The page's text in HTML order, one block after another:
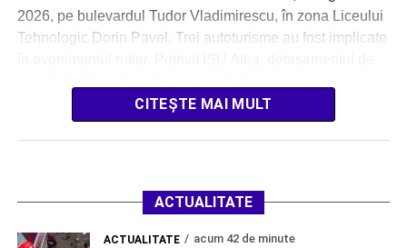
2026, pe bulevardul Tudor Vladimirescu, în zona Liceului
Tehnologic Dorin Pavel. Trei autoturisme au fost implicate
CITEȘTE MAI MULT
ACTUALITATE
ACTUALITATE acum 42 de minute